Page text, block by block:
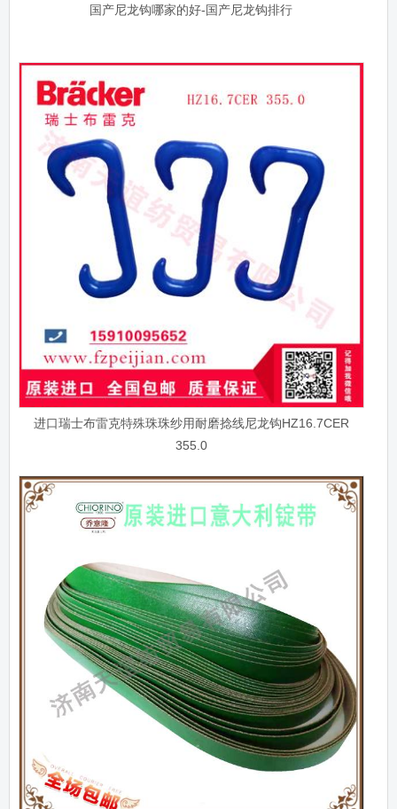
国产尼龙钩哪家的好-国产尼龙钩排行
进口瑞士布雷克特殊珠珠纱用耐磨捻线尼龙钩HZ16.7CER
355.0